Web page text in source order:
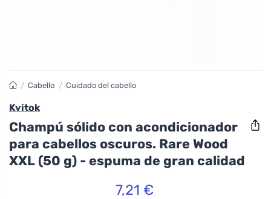
/ Cabello / Cuidado del cabello
Kvitok
Champú sólido con acondicionador
para cabellos oscuros. Rare Wood
XXL (50 g) - espuma de gran calidad
7,21 €